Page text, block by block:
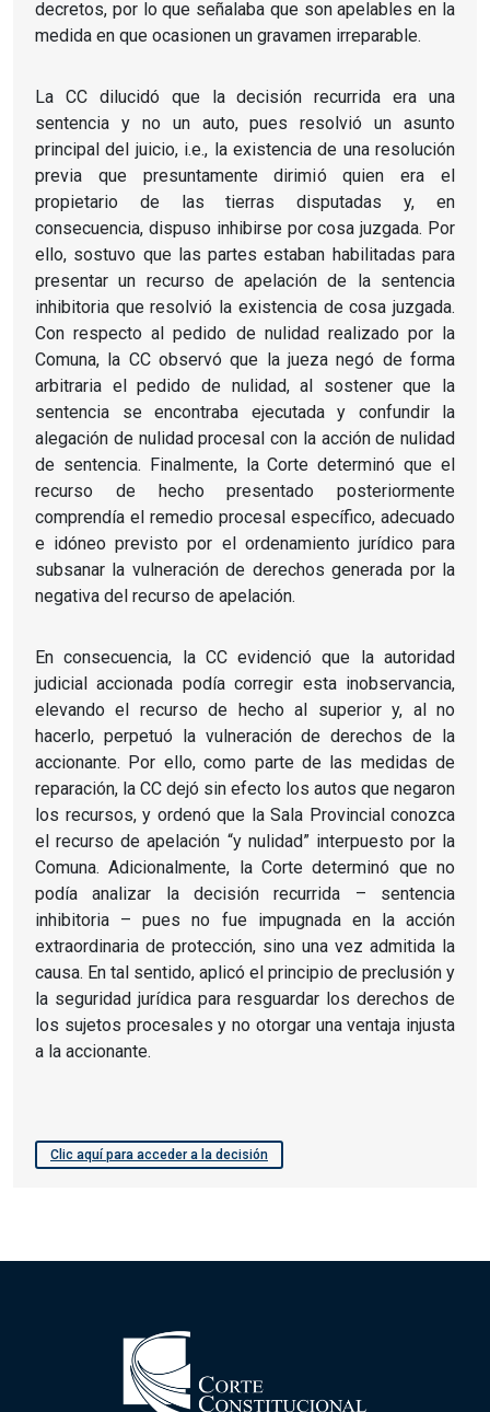
decretos, por lo que señalaba que son apelables en la
medida en que ocasionen un gravamen irreparable.
La CC dilucidó que la decisión recurrida era una
sentencia y no un auto, pues resolvió un asunto
principal del juicio, i.e., la existencia de una resolución
previa que presuntamente dirimió quien era el
propietario de las tierras disputadas y, en
consecuencia, dispuso inhibirse por cosa juzgada. Por
ello, sostuvo que las partes estaban habilitadas para
presentar un recurso de apelación de la sentencia
inhibitoria que resolvió la existencia de cosa juzgada.
Con respecto al pedido de nulidad realizado por la
Comuna, la CC observó que la jueza negó de forma
arbitraria el pedido de nulidad, al sostener que la
sentencia se encontraba ejecutada y confundir la
alegación de nulidad procesal con la acción de nulidad
de sentencia. Finalmente, la Corte determinó que el
recurso de hecho presentado posteriormente
comprendía el remedio procesal específico, adecuado
e idóneo previsto por el ordenamiento jurídico para
subsanar la vulneración de derechos generada por la
negativa del recurso de apelación.
En consecuencia, la CC evidenció que la autoridad
judicial accionada podía corregir esta inobservancia,
elevando el recurso de hecho al superior y, al no
hacerlo, perpetuó la vulneración de derechos de la
accionante. Por ello, como parte de las medidas de
reparación, la CC dejó sin efecto los autos que negaron
los recursos, y ordenó que la Sala Provincial conozca
el recurso de apelación “y nulidad” interpuesto por la
Comuna. Adicionalmente, la Corte determinó que no
podía analizar la decisión recurrida – sentencia
inhibitoria – pues no fue impugnada en la acción
extraordinaria de protección, sino una vez admitida la
causa. En tal sentido, aplicó el principio de preclusión y
la seguridad jurídica para resguardar los derechos de
los sujetos procesales y no otorgar una ventaja injusta
a la accionante.
Clic aquí para acceder a la decisión